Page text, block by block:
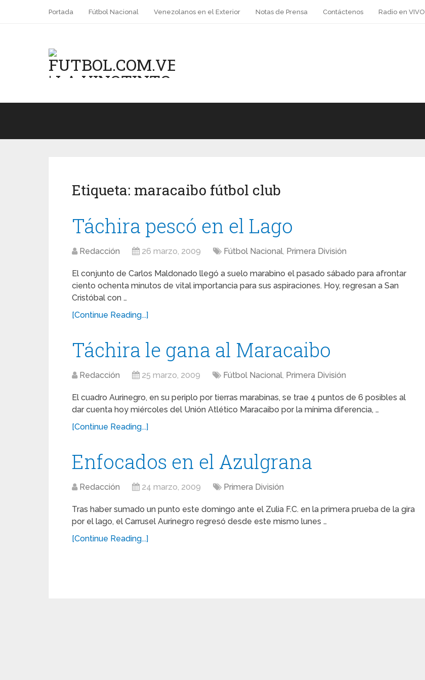
Portada Fútbol Nacional Venezolanos en el Exterior Notas de Prensa Contáctenos Radio en VIVO
Etiqueta: maracaibo fútbol club
Táchira pescó en el Lago
Redacción 26 marzo, 2009 Fútbol Nacional, Primera División
El conjunto de Carlos Maldonado llegó a suelo marabino el pasado sábado para afrontar
ciento ochenta minutos de vital importancia para sus aspiraciones. Hoy, regresan a San
Cristóbal con …
[Continue Reading...]
Táchira le gana al Maracaibo
Redacción 25 marzo, 2009 Fútbol Nacional, Primera División
El cuadro Aurinegro, en su periplo por tierras marabinas, se trae 4 puntos de 6 posibles al
dar cuenta hoy miércoles del Unión Atlético Maracaibo por la mínima diferencia, …
[Continue Reading...]
Enfocados en el Azulgrana
Redacción 24 marzo, 2009 Primera División
Tras haber sumado un punto este domingo ante el Zulia F.C. en la primera prueba de la gira
por el lago, el Carrusel Aurinegro regresó desde este mismo lunes …
[Continue Reading...]